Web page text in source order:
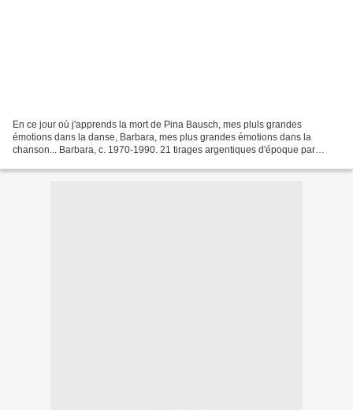
En ce jour où j'apprends la mort de Pina Bausch, mes pluls grandes
émotions dans la danse, Barbara, mes plus grandes émotions dans la
chanson... Barbara, c. 1970-1990. 21 tirages argentiques d'époque par